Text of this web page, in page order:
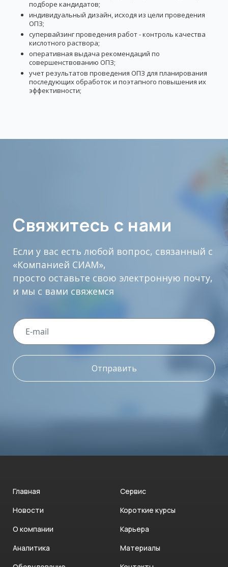
подборе кандидатов;
индивидуальный дизайн, исходя из цели проведения
ОПЗ;
супервайзинг проведения работ - контроль качества
кислотного раствора;
оперативная выдача рекомендаций по
совершенствованию ОПЗ;
учет результатов проведения ОПЗ для планирования
последующих обработок и поэтапного повышения их
эффективности;
Свяжитесь с нами
Если у вас есть любой вопрос, связанный с
«Компанией СИАМ»,
просто оставьте свою электронную почту,
и мы с вами свяжемся
Отправить
Главная
Новости
О компании
Аналитика
Сервис
Короткие курсы
Карьера
Материалы